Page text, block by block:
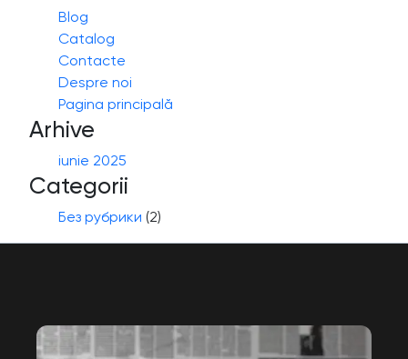
Blog
Catalog
Contacte
Despre noi
Pagina principală
Arhive
iunie 2025
Categorii
Без рубрики (2)